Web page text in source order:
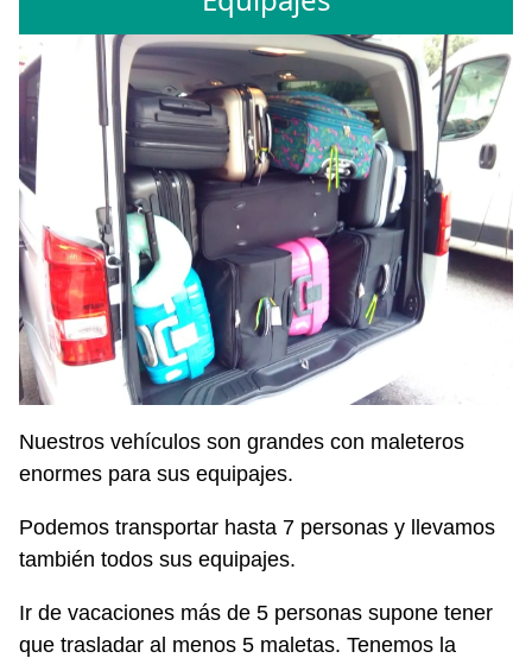
Nuestros vehículos son grandes con maleteros
enormes para sus equipajes.
Podemos transportar hasta 7 personas y llevamos
también todos sus equipajes.
Ir de vacaciones más de 5 personas supone tener
que trasladar al menos 5 maletas. Tenemos la